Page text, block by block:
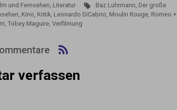
und Fernsehen, Literatur Baz Luhrmann, Der große
, Kino, Kritik, Leonardo DiCabrio, Moulin Rouge, Romeo +
, Tobey Maguire, Verfilmung
verfassen